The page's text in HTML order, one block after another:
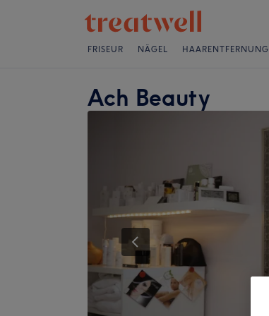
FRISEUR NÄGEL HAARENTFERNUNG
Ach Beauty